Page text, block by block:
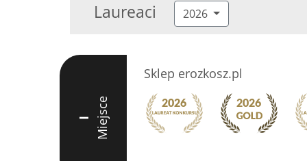
Laureaci 2026
I Miejsce
Sklep erozkosz.pl